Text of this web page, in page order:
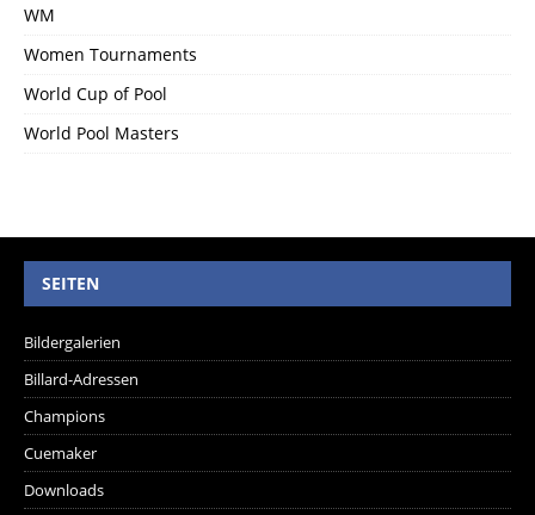
WM
Women Tournaments
World Cup of Pool
World Pool Masters
SEITEN
Bildergalerien
Billard-Adressen
Champions
Cuemaker
Downloads